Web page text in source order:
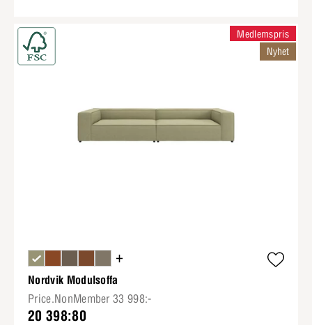
+
Nordvik Modulsoffa
Price.NonMember 33 998:-
20 398:80
Medlemspris
Nyhet